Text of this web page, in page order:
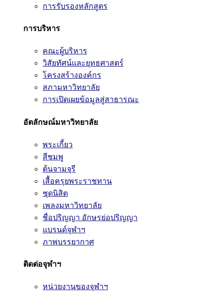
การรับรองหลักสูตร
การบริหาร
คณะผู้บริหาร
วิสัยทัศน์และยุทธศาสตร์
โครงสร้างองค์กร
สภามหาวิทยาลัย
การเปิดเผยข้อมูลสู่สาธารณะ
อัตลักษณ์มหาวิทยาลัย
พระเกี้ยว
สีชมพู
ต้นจามจุรี
เสื้อครุยพระราชทาน
ชุดนิสิต
เพลงมหาวิทยาลัย
ชื่อปริญญา อักษรย่อปริญญา
แบรนด์จุฬาฯ
ภาพบรรยากาศ
ติดต่อจุฬาฯ
หน่วยงานของจุฬาฯ